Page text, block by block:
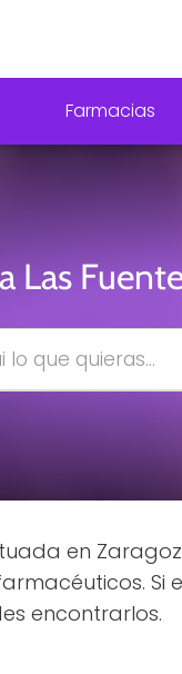
Farmacias
Las
en
encontrarlos.